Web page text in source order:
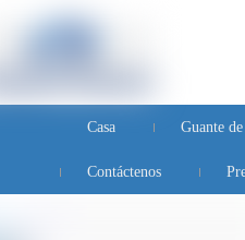
Casa Guante
Contáctenos